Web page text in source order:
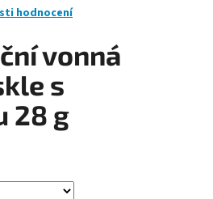
hodnocení
vonná
s
28 g